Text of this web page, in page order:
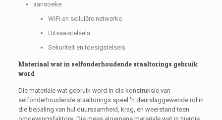
aansoeke:
WiFi en sellulêre netwerke
Uitsaaistelsels
Sekuriteit en toesigstelsels
Materiaal wat in selfonderhoudende staaltorings gebruik
word
Die materiale wat gebruik word in die konstruksie van
selfonderhoudende staaltorings speel 'n deurslaggewende rol in
die bepaling van hul duursaamheid, krag, en weerstand teen